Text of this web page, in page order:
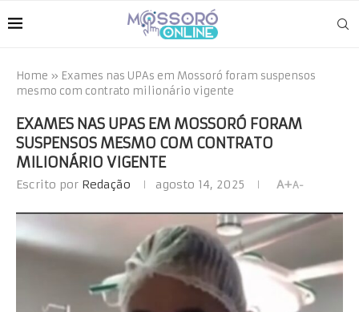
Home » Exames nas UPAs em Mossoró foram suspensos
mesmo com contrato milionário vigente
EXAMES NAS UPAS EM MOSSORÓ FORAM
SUSPENSOS MESMO COM CONTRATO
MILIONÁRIO VIGENTE
Escrito por Redação agosto 14, 2025 A+A-